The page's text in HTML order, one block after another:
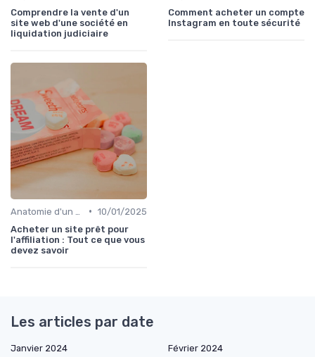
Comprendre la vente d'un
site web d'une société en
liquidation judiciaire
Comment acheter un compte
Instagram en toute sécurité
• 10/01/2025
Acheter un site prêt pour
l'affiliation : Tout ce que vous
devez savoir
Les articles par date
Janvier 2024
Février 2024